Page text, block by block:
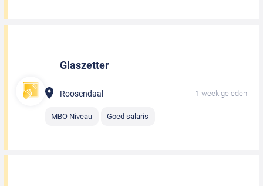
Glaszetter
Roosendaal 1 week geleden
MBO Niveau Goed salaris